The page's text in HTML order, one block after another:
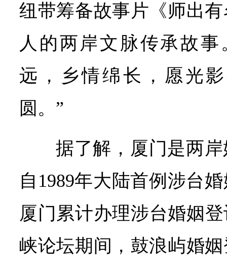
纽带筹备故事片《师出
人的两岸文脉传承故
远，乡情绵长，愿光
圆。”
据了解，厦门是两
自1989年大陆首例涉台
厦门累计办理涉台婚姻
峡论坛期间，鼓浪屿婚